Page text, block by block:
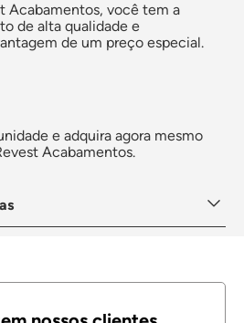
Acabamentos, você tem a
de alta qualidade e
de um preço especial.
e adquira agora mesmo
Acabamentos.